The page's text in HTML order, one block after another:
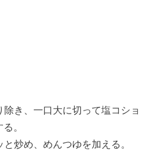
き、一口大に切って塩コショ
。
炒め、めんつゆを加える。